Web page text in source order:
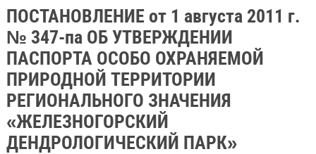
ПОСТАНОВЛЕНИЕ от 1 августа 2011 г.
№ 347-па ОБ УТВЕРЖДЕНИИ
ПАСПОРТА ОСОБО ОХРАНЯЕМОЙ
ПРИРОДНОЙ ТЕРРИТОРИИ
РЕГИОНАЛЬНОГО ЗНАЧЕНИЯ
«ЖЕЛЕЗНОГОРСКИЙ
ДЕНДРОЛОГИЧЕСКИЙ ПАРК»